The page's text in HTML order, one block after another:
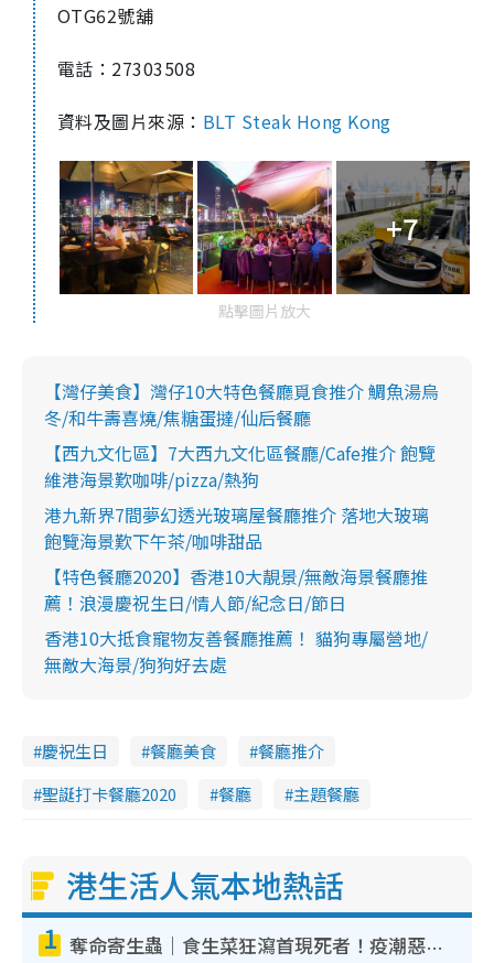
OTG62號舖
電話：27303508
資料及圖片來源： BLT Steak Hong Kong
+7
點擊圖片放大
【灣仔美食】灣仔10大特色餐廳覓食推介 鯛魚湯烏
冬/和牛壽喜燒/焦糖蛋撻/仙后餐廳
【西九文化區】7大西九文化區餐廳/Cafe推介 飽覽
維港海景歎咖啡/pizza/熱狗
港九新界7間夢幻透光玻璃屋餐廳推介 落地大玻璃
飽覽海景歎下午茶/咖啡甜品
【特色餐廳2020】香港10大靚景/無敵海景餐廳推
薦！浪漫慶祝生日/情人節/紀念日/節日
香港10大抵食寵物友善餐廳推薦！ 貓狗專屬營地/
無敵大海景/狗狗好去處
慶祝生日 餐廳美食
餐廳推介
聖誕打卡餐廳2020
餐廳 主題餐廳
港生活人氣本地熱話
1 奪命寄生蟲｜食生菜狂瀉首現死者！疫潮惡化錄1.8萬宗病例 揭洗菜3大謬誤